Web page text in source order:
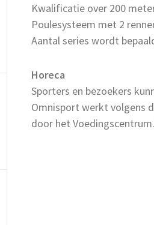
Kwalificatie over 200
Poulesysteem met 2
Aantal series wordt
Horeca
Sporters en bezoekers
Omnisport werkt volgens
door het